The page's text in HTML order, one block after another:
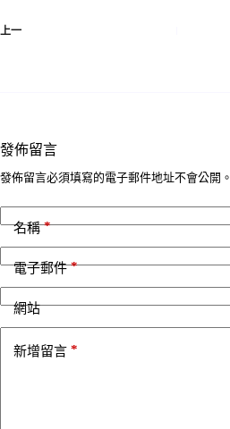
上一
發佈留言
發佈留言必須填寫的電子郵件地址不會公開。
名稱*
電子郵件*
網站
新增留言 *